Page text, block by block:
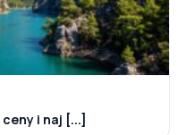
i naj [...]